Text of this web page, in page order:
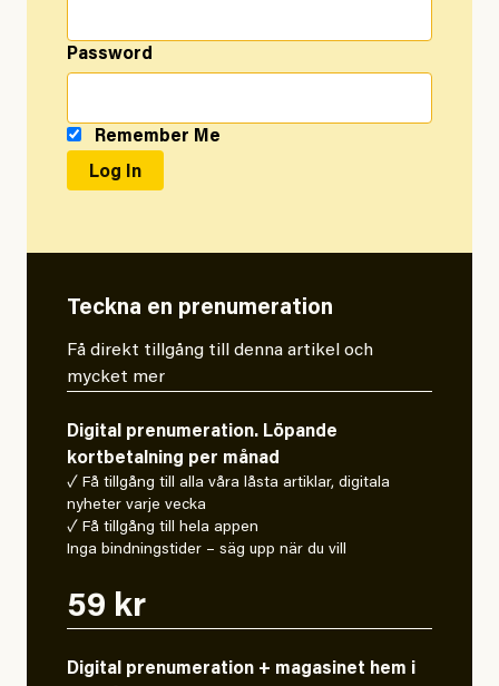
Password
Remember Me
Teckna en prenumeration
Få direkt tillgång till denna artikel och
mycket mer
Digital prenumeration. Löpande
kortbetalning per månad
✓ Få tillgång till alla våra låsta artiklar, digitala
nyheter varje vecka
✓ Få tillgång till hela appen
Inga bindningstider – säg upp när du vill
59 kr
Digital prenumeration + magasinet hem i